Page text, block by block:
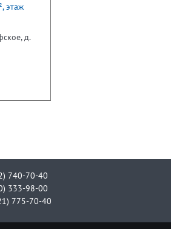
этаж
д.
740-70-40
333-98-00
775-70-40